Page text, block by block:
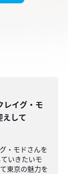
レイグ・モ
えして
・モドさんを
いきたいモ
東京の魅力を